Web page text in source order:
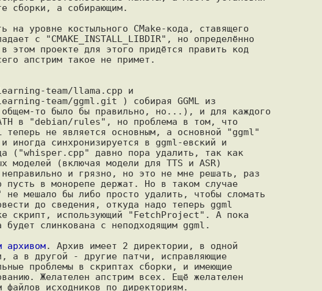
сборки, а собирающим.
на уровне костыльного CMake-кода, ставящего
с "CMAKE_INSTALL_LIBDIR", но определённо
этом проекте для этого придётся править код
апстрим такое не примет.
team/llama.cpp и
team/ggml.git ) собирая GGML из
общем-то было бы правильно, но...), и для каждого
в "debian/rules", но проблема в том, что
теперь не является основным, а основной "ggml"
иногда синхронизируется в ggml-евский и
("whisper.cpp" давно пора удалить, так как
моделей (включая модели для TTS и ASR)
и грязно, но это не мне решать, раз
в монорепе держат. Но в таком случае
не мешало бы либо просто удалить, чтобы сломать
до сведения, откуда надо теперь ggml
скрипт, использующий "FetchProject". А пока
слинкована с неподходящим ggml.
архивом. Архив имеет 2 директории, в одной
а в другой - другие патчи, исправляющие
проблемы в скриптах сборки, и имеющие
Желателен апстрим всех. Ещё желателен